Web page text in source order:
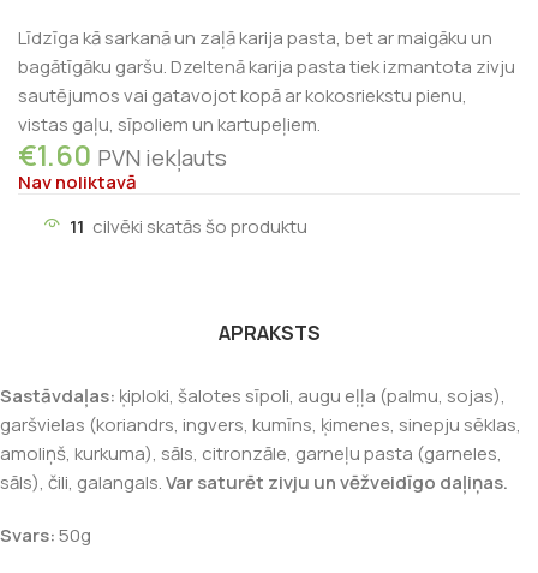
Līdzīga kā sarkanā un zaļā karija pasta, bet ar maigāku un
bagātīgāku garšu. Dzeltenā karija pasta tiek izmantota zivju
sautējumos vai gatavojot kopā ar kokosriekstu pienu,
vistas gaļu, sīpoliem un kartupeļiem.
€1.60 PVN iekļauts
Nav noliktavā
11 cilvēki skatās šo produktu
APRAKSTS
Sastāvdaļas: ķiploki, šalotes sīpoli, augu eļļa (palmu, sojas),
garšvielas (koriandrs, ingvers, kumīns, ķimenes, sinepju sēklas,
amoliņš, kurkuma), sāls, citronzāle, garneļu pasta (garneles,
sāls), čili, galangals.Var saturēt zivju un vēžveidīgo daļiņas.
Svars:50g